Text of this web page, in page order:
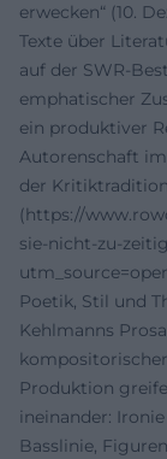
erwecken“ (10.
Texte über
auf der SWR-
emphatischer
ein produktiver
Autorenschaft
der
(https://
sie-nicht-zu-
Poetik, Stil und
Kehlmanns
Produktion
ineinander:
Basslinie,